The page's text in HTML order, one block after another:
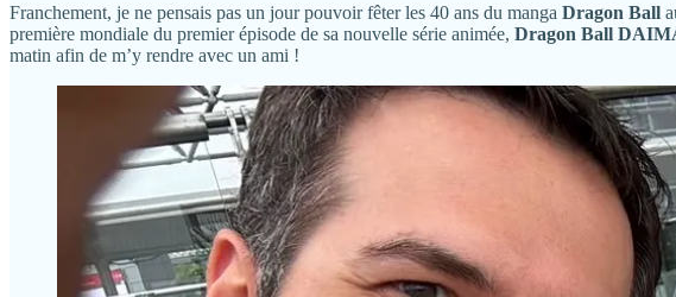
Franchement, je ne pensais pas un jour pouvoir fêter les 40 ans du manga Dragon Ball
première mondiale du premier épisode de sa nouvelle série animée, Dragon Ball
matin afin de m’y rendre avec un ami !